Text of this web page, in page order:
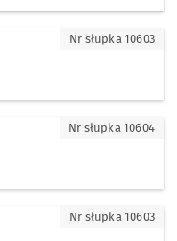
OłbinNr słupka 10603
Nr słupka 10604
Nr słupka 10603